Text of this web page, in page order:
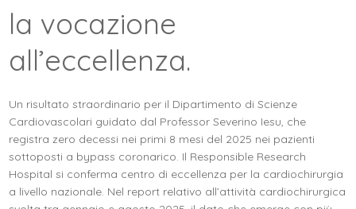
la vocazione
all’eccellenza.
Un risultato straordinario per il Dipartimento di Scienze
Cardiovascolari guidato dal Professor Severino Iesu, che
registra zero decessi nei primi 8 mesi del 2025 nei pazienti
sottoposti a bypass coronarico. Il Responsible Research
Hospital si conferma centro di eccellenza per la cardiochirurgia
a livello nazionale. Nel report relativo all’attività cardiochirurgica